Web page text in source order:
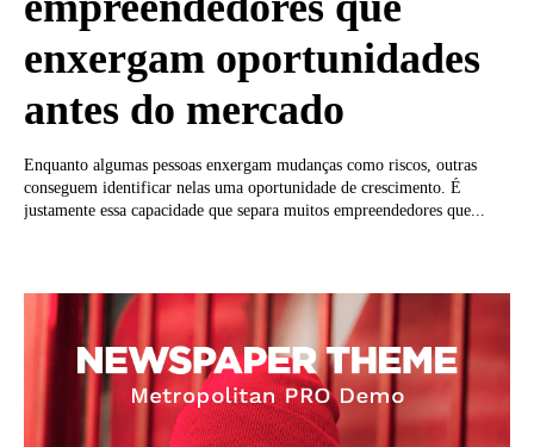
enxergam oportunidades
antes do mercado
Enquanto algumas pessoas enxergam mudanças como riscos, outras
conseguem identificar nelas uma oportunidade de crescimento. É
justamente essa capacidade que separa muitos empreendedores que...